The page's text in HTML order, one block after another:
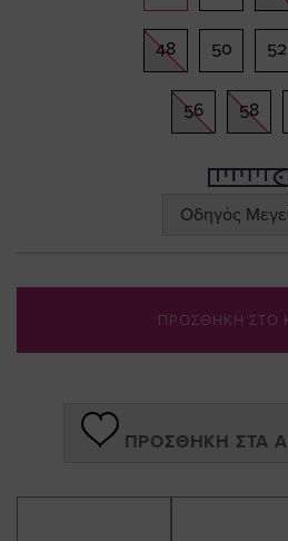
48 50 52
56 58
Οδηγός
ΠΡΟΣΘΗΚΗ ΣΤΟ
ΠΡΟΣΘΉΚΗ ΣΤΑ